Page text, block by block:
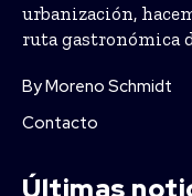
urbanización,
ruta gastronómica
By Moreno Schmidt
Contacto
Últimas